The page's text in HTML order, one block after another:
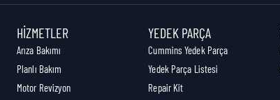
HIZMETLER
Arıza Bakımı
Planlı Bakım
Motor Revizyon
YEDEK PARÇA
Cummins Yedek Parça
Yedek Parça Listesi
Repair Kit